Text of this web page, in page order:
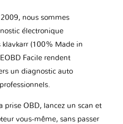
nous sommes
électronique
(100% Made in
Facile rendent
un diagnostic auto
prise OBD, lancez un scan et
vous-même, sans passer